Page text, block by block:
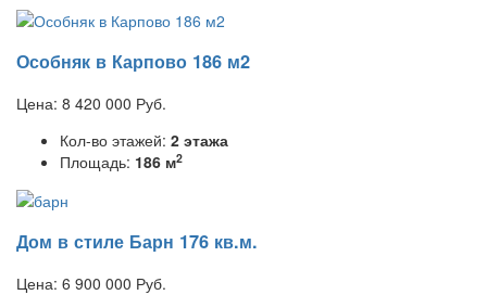
Особняк в Карпово 186 м2
Цена: 8 420 000 Руб.
Кол-во этажей: 2 этажа
Площадь: 186 м2
Дом в стиле Барн 176 кв.м.
Цена: 6 900 000 Руб.